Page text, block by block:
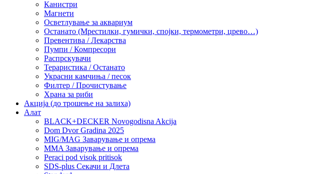
Канистри
Магнети
Осветлување за аквариум
Останато (Мрестилки, гумички, спојки, термометри, црево…)
Превентива / Лекарства
Пумпи / Компресори
Распрскувачи
Тераристика / Останато
Украсни камчиња / песок
Филтер / Прочистување
Храна за риби
Акција (до трошење на залиха)
Алат
BLACK+DECKER Novogodisna Akcija
Dom Dvor Gradina 2025
MIG/MAG Заварување и опрема
MMA Заварување и опрема
Peraci pod visok pritisok
SDS-plus Секачи и Длета